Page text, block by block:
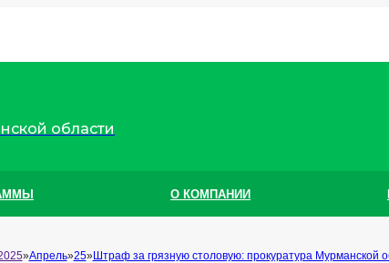
области
О КОМПАНИИ
Апрель 25 Штраф за грязную столовую: прокуратура Мурманской